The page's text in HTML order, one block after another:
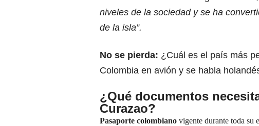
niveles de la sociedad y se ha
de la isla”.
No se pierda: ¿Cuál es el país más
Colombia en avión y se habla
¿Qué documentos
Curazao?
Pasaporte colombiano vigente durante toda su